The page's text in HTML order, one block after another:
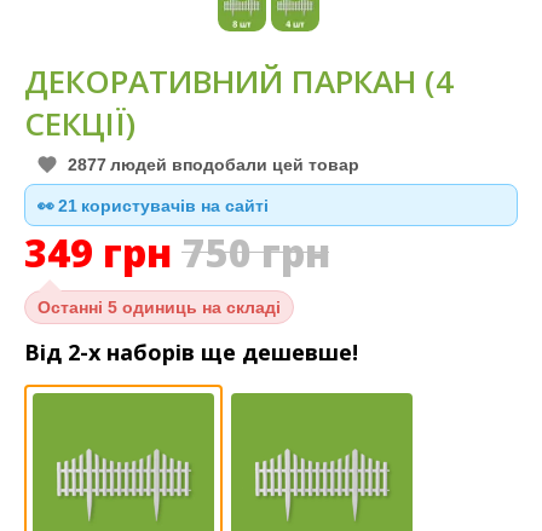
ДЕКОРАТИВНИЙ ПАРКАН (4
СЕКЦІЇ)
2877 людей вподобали цей товар
👀22 користувачів на сайті
349 грн 750грн
Останні 5 одиниць на складі
Від 2-х наборів ще дешевше!